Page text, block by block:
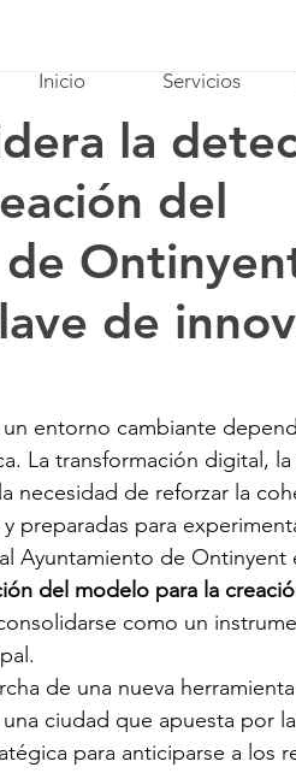
Inicio Servicios
la
del
de
entorno cambiante
La transformación digital,
de reforzar la
preparadas para
Ayuntamiento de Ontinyent
del modelo para la
como un
de una nueva
ciudad que apuesta por
para anticiparse a los